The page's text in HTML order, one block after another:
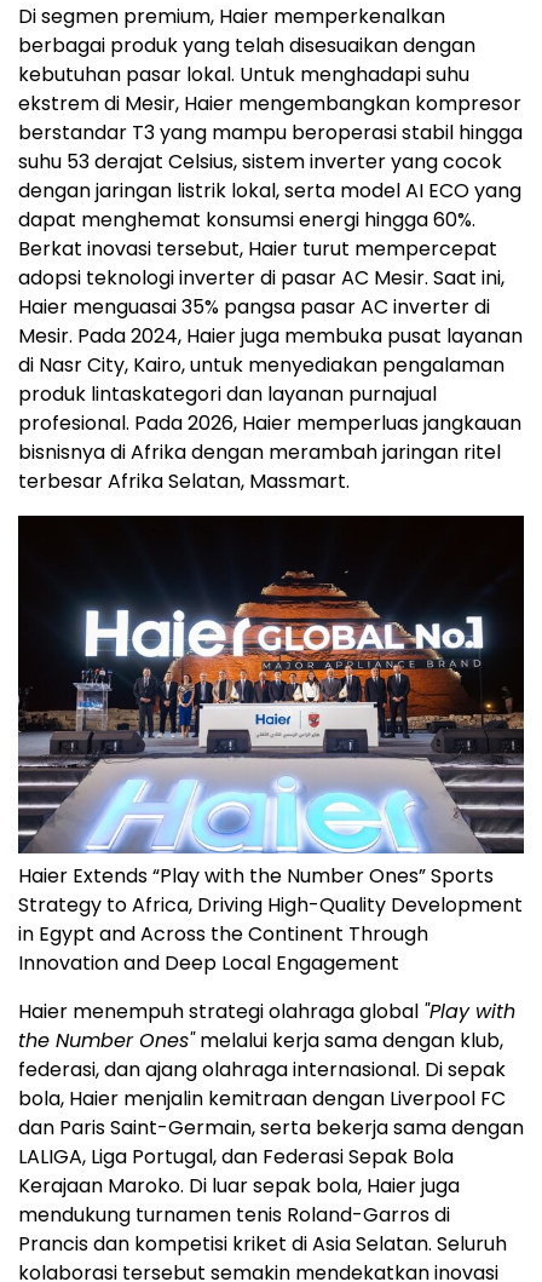
Di segmen premium, Haier memperkenalkan
berbagai produk yang telah disesuaikan dengan
kebutuhan pasar lokal. Untuk menghadapi suhu
ekstrem di Mesir, Haier mengembangkan kompresor
berstandar T3 yang mampu beroperasi stabil hingga
suhu 53 derajat Celsius, sistem inverter yang cocok
dengan jaringan listrik lokal, serta model AI ECO yang
dapat menghemat konsumsi energi hingga 60%.
Berkat inovasi tersebut, Haier turut mempercepat
adopsi teknologi inverter di pasar AC Mesir. Saat ini,
Haier menguasai 35% pangsa pasar AC inverter di
Mesir. Pada 2024, Haier juga membuka pusat layanan
di Nasr City, Kairo, untuk menyediakan pengalaman
produk lintaskategori dan layanan purnajual
profesional. Pada 2026, Haier memperluas jangkauan
bisnisnya di Afrika dengan merambah jaringan ritel
terbesar Afrika Selatan, Massmart.
Haier Extends “Play with the Number Ones” Sports
Strategy to Africa, Driving High-Quality Development
in Egypt and Across the Continent Through
Innovation and Deep Local Engagement
Haier menempuh strategi olahraga global "Play with
the Number Ones"melalui kerja sama dengan klub,
federasi, dan ajang olahraga internasional. Di sepak
bola, Haier menjalin kemitraan dengan Liverpool FC
dan Paris Saint-Germain, serta bekerja sama dengan
LALIGA, Liga Portugal, dan Federasi Sepak Bola
Kerajaan Maroko. Di luar sepak bola, Haier juga
mendukung turnamen tenis Roland-Garros di
Prancis dan kompetisi kriket di Asia Selatan. Seluruh
kolaborasi tersebut semakin mendekatkan inovasi